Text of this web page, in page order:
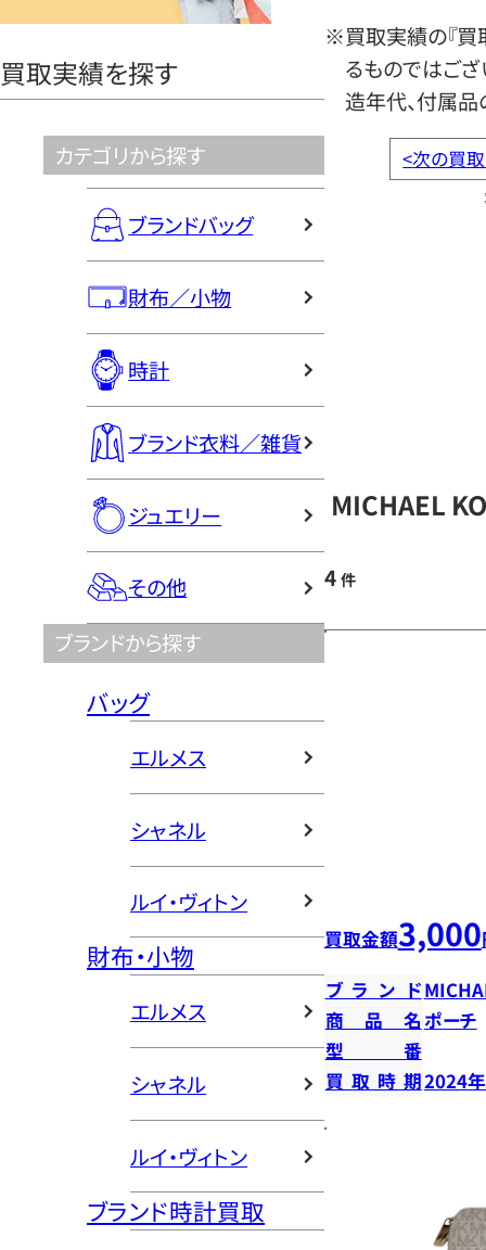
買取実績を探す
カテゴリから探す
ブランドバッグ
財布／小物
時計
ブランド衣料／雑貨
ジュエリー
その他
ブランドから探す
バッグ
エルメス
シャネル
ルイ・ヴィトン
財布・小物
エルメス
シャネル
ルイ・ヴィトン
ブランド時計買取
※買取実績の『買
るものではござ
造年代、付属品
<次の買
MICHAEL
4 件
買取金額3,000
ブランド
商品名ポーチ
型番
買取時期2024